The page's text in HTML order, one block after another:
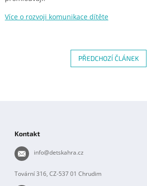
Více o rozvoji komunikace dítěte
PŘEDCHOZÍ ČLÁNEK
Kontakt
info@detskahra.cz
Tovární 316, CZ-537 01 Chrudim